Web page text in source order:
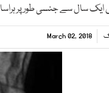
ایک سال سے جنسی طور پر
March 02, 2018